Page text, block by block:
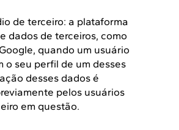
de terceiro: a plataforma
dados de terceiros, como
quando um usuário
o seu perfil de um desses
desses dados é
pelos usuários
em questão.